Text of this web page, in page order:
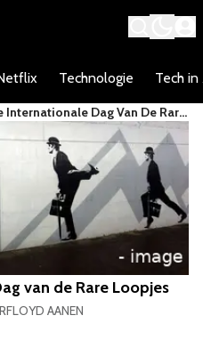
Technologie Tech in
Internationale Dag Van De Rare
van de Rare Loopjes
FLOYD AANEN